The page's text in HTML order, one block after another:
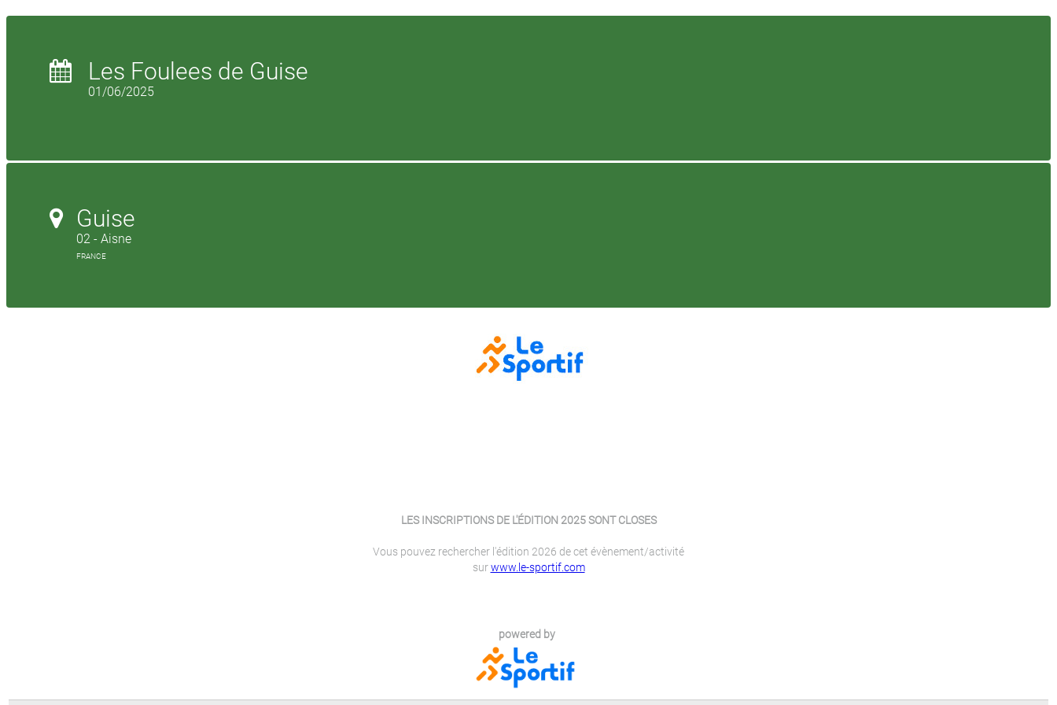
Les Foulees de Guise
01/06/2025
Guise
02 - Aisne
FRANCE
LES INSCRIPTIONS DE L'ÉDITION 2025 SONT CLOSES
Vous pouvez rechercher l'édition 2026 de cet évènement/activité
surwww.le-sportif.com
powered by